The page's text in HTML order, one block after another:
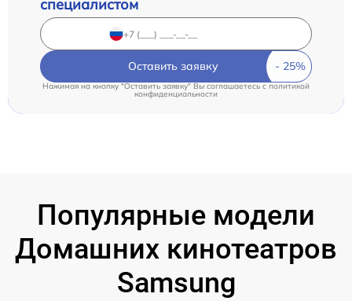
специалистом
Оставить заявку
Нажимая на кнопку "Оставить заявку" Вы соглашаетесь c политикой
конфиденциальности
Популярные модели
Домашних кинотеатров
Samsung